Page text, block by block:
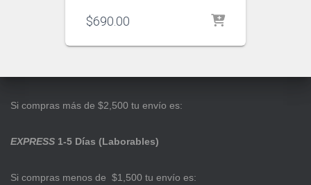
$690.00
Si compras más de $2,500 tu envío es:
EXPRESS 1-5 Días (Laborables)
Si compras menos de $1,500 tu envío es: